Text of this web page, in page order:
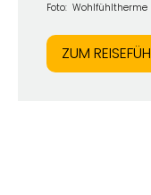
Foto: Wohlfühltherme
ZUM